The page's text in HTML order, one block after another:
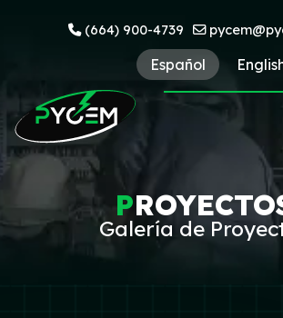
(664) 900-4739
Español
P
Galería de